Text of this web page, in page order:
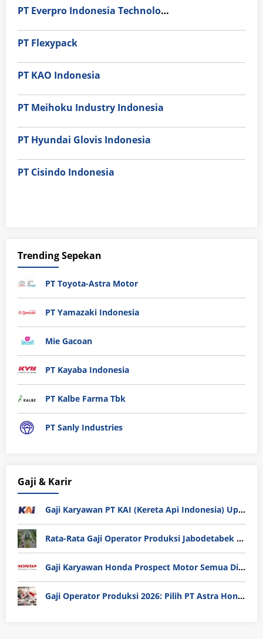
PT Everpro Indonesia Technologies
PT Flexypack
PT KAO Indonesia
PT Meihoku Industry Indonesia
PT Hyundai Glovis Indonesia
PT Cisindo Indonesia
Trending Sepekan
PT Toyota-Astra Motor
PT Yamazaki Indonesia
Mie Gacoan
PT Kayaba Indonesia
PT Kalbe Farma Tbk
PT Sanly Industries
Gaji & Karir
Gaji Karyawan PT KAI (Kereta Api Indonesia) Update 2025
Rata-Rata Gaji Operator Produksi Jabodetabek 2025: Bedah Tuntas UMK, Lemburan, dan Realita Hidup Buruh
Gaji Karyawan Honda Prospect Motor Semua Divisi
Gaji Operator Produksi 2026: Pilih PT Astra Honda Motor (AHM) atau Manufaktur di Jepang?